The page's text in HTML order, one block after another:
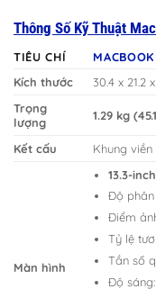
Thông Số Kỹ Thuật
TIÊU CHÍ
Kích thước
30.4 x 21.2
Trọng
lượng
1.29 kg
Kết cấu Khung
Màn hình
13.3-
Độ
Điểm
Tỷ lệ
Tần số
Độ